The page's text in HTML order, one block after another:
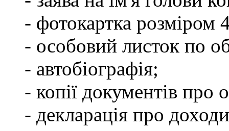
- фотокартка розміром
- особовий листок по
- автобіографія;
- копії документів про
- декларація про